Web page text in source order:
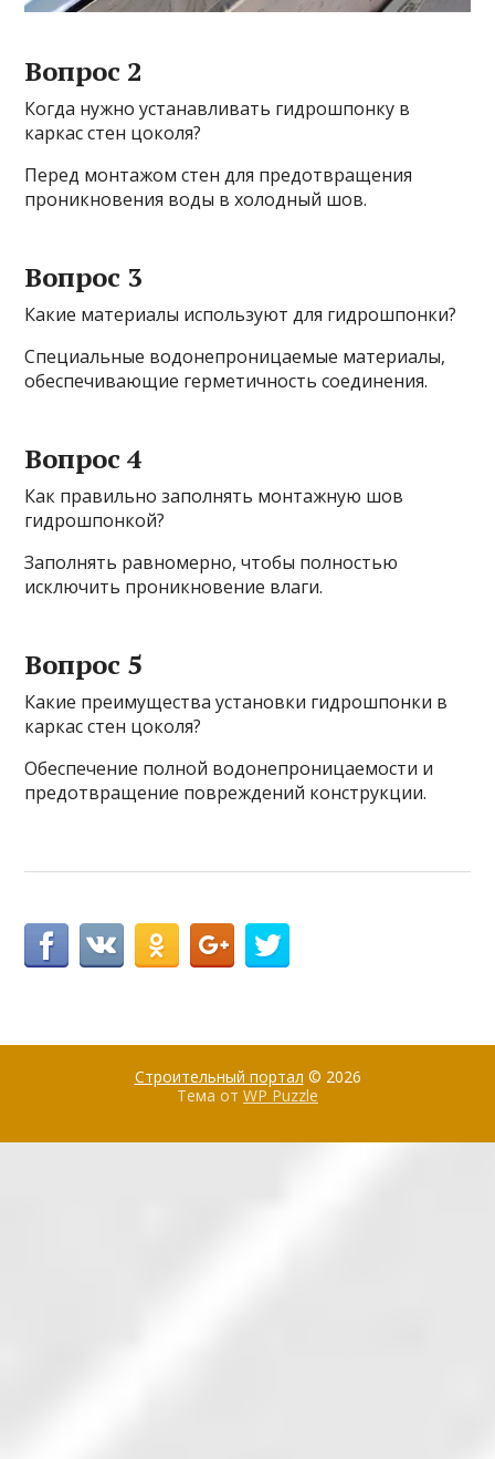
Вопрос 2
Когда нужно устанавливать гидрошпонку в
каркас стен цоколя?
Перед монтажом стен для предотвращения
проникновения воды в холодный шов.
Вопрос 3
Какие материалы используют для гидрошпонки?
Специальные водонепроницаемые материалы,
обеспечивающие герметичность соединения.
Вопрос 4
Как правильно заполнять монтажную шов
гидрошпонкой?
Заполнять равномерно, чтобы полностью
исключить проникновение влаги.
Вопрос 5
Какие преимущества установки гидрошпонки в
каркас стен цоколя?
Обеспечение полной водонепроницаемости и
предотвращение повреждений конструкции.
Строительный портал © 2026
Тема от WP Puzzle